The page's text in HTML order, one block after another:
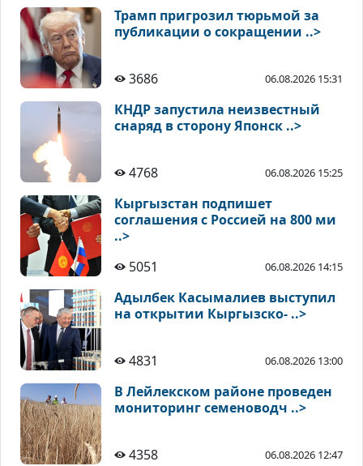
Трамп пригрозил тюрьмой за
публикации о сокращении ..>
3686 06.08.2026 15:31
КНДР запустила неизвестный
снаряд в сторону Японск ..>
4768 06.08.2026 15:25
Кыргызстан подпишет
соглашения с Россией на 800 ми
..>
5051
06.08.2026 14:15
Адылбек Касымалиев выступил
на открытии Кыргызско- ..>
4831 06.08.2026 13:00
В Лейлекском районе проведен
мониторинг семеноводч ..>
4358 06.08.2026 12:47